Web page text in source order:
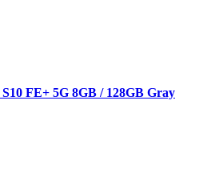
FE+ 5G 8GB / 128GB Gray